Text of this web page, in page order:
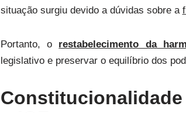
situação surgiu devido a dúvidas sobre a
Portanto, o restabelecimento da
legislativo e preservar o equilíbrio dos